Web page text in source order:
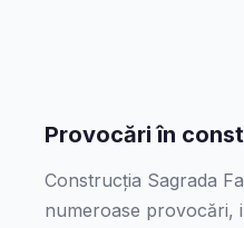
Provocări în
Construcția Sagrada
numeroase provocări,